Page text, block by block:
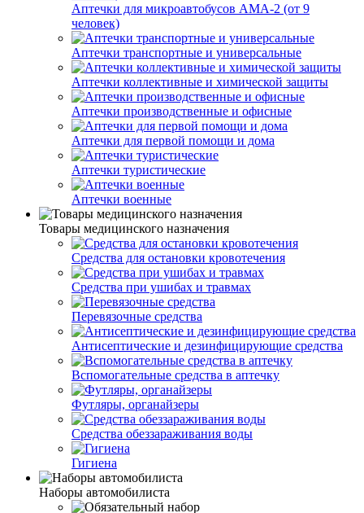
Аптечки для микроавтобусов AMA-2 (от 9
человек)
Аптечки транспортные и универсальные
Аптечки коллективные и химической защиты
Аптечки производственные и офисные
Аптечки для первой помощи и дома
Аптечки туристические
Аптечки военные
Товары медицинского назначения
Средства для остановки кровотечения
Средства при ушибах и травмах
Перевязочные средства
Антисептические и дезинфицирующие средства
Вспомогательные средства в аптечку
Футляры, органайзеры
Средства обеззараживания воды
Гигиена
Наборы автомобилиста